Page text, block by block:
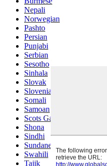
Nepali
Norwegian
Pashto
Persian
Punjabi
Serbian
Sesotho
Sinhala
Slovak
Slovenian
Somali
Samoan
Scots Gaelic
Shona
Sindhi
Sundanese
Swahili
Tajik